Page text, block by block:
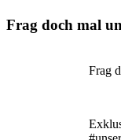
Frag doch mal
Frag